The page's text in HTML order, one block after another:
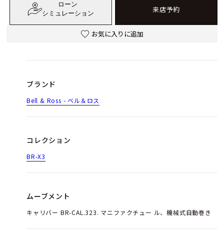
ローン
シミュレーション
来店予約
お気に入りに追加
ブランド
Bell & Ross - ベル＆ロス
コレクション
BR-X3
ムーブメント
キャリバー BR-CAL.323. マニファクチュー ル、機械式自動巻き